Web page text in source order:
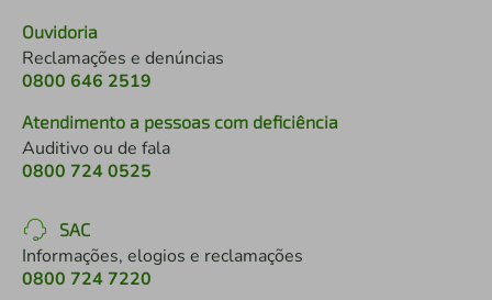
Ouvidoria
Reclamações e denúncias
0800 646 2519
Atendimento a pessoas com deficiência
Auditivo ou de fala
0800 724 0525
SAC
Informações, elogios e reclamações
0800 724 7220